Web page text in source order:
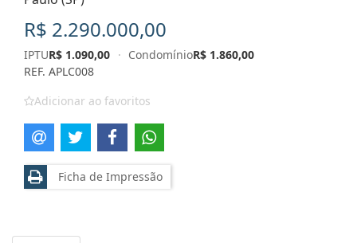
R$ 2.290.000,00
IPTUR$ 1.090,00 · CondomínioR$ 1.860,00
REF. APLC008
Adicionar ao favoritos
Ficha de Impressão